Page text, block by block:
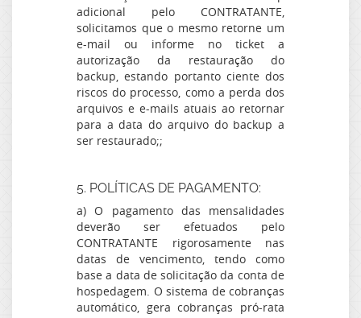
adicional pelo CONTRATANTE,
solicitamos que o mesmo retorne um
e-mail ou informe no ticket a
autorização da restauração do
backup, estando portanto ciente dos
riscos do processo, como a perda dos
arquivos e e-mails atuais ao retornar
para a data do arquivo do backup a
ser restaurado;;
5. POLÍTICAS DE PAGAMENTO:
a) O pagamento das mensalidades
deverão ser efetuados pelo
CONTRATANTE rigorosamente nas
datas de vencimento, tendo como
base a data de solicitação da conta de
hospedagem. O sistema de cobranças
automático, gera cobranças pró-rata